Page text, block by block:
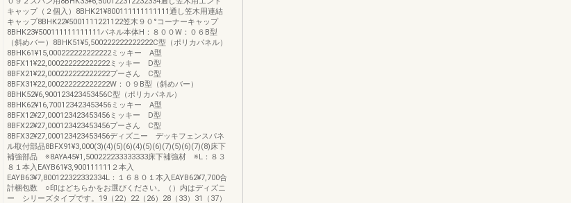
キャップ（２個入）8BHK21¥800111111111111通し笠木用連結
キャップ8BHK22¥5001111221122笠木９０°コーナーキャップ
8BHK23¥500111111111111パネル本体H：８００W：０６B型
（斜めバー）8BHK51¥5,500222222222222C型（ポリカパネル）
8BHK61¥15,000222222222222ミッキー A型
8BFX11¥22,000222222222222ミッキー D型
8BFX21¥22,000222222222222プーさん C型
8BFX31¥22,000222222222222W：０９B型（斜めバー）
8BHK52¥6,900123423453456C型（ポリカパネル）
8BHK62¥16,700123423453456ミッキー A型
8BFX12¥27,000123423453456ミッキー D型
8BFX22¥27,000123423453456プーさん C型
8BFX32¥27,000123423453456ディズニー デッキフェンスパネ
ル取付部品8BFX91¥3,000(3)(4)(5)(6)(4)(5)(6)(7)(5)(6)(7)(8)床下
補強部品 ※8AYA45¥1,500222233333333床下補強材 ※L：８３
８１本入EAYB61¥3,900111111２本入
EAYB63¥7,800122322332334L：１６８０１本入EAYB62¥7,700合
計梱包数 ○印はどちらかをお選びください。（）内はディズニ
ー シリーズタイプです。19（22）22（26）28（33）31（37）